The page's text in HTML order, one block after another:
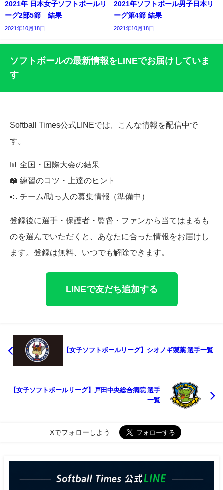
2021年 日本女子ソフトボールリ
ーグ2部5節 結果
2021年10月18日
2021年ソフトボール男子日本リ
ーグ第4節 結果
2021年10月18日
ソフトボールの最新情報をLINEでお届けしていま
す
Softball Times公式LINEでは、こんな情報を配信中で
す。
📊 全国・国際大会の結果
📖 練習のコツ・上達のヒント
📣 チーム/助っ人の募集情報（準備中）
登録後に選手・保護者・監督・ファンから当てはまるも
のを選んでいただくと、あなたに合った情報をお届けし
ます。登録は無料、いつでも解除できます。
LINEで友だち追加する
【女子ソフトボールリーグ】シオノギ製薬 選手一覧
【女子ソフトボールリーグ】戸田中央総合病院 選手
一覧
Xでフォローしよう